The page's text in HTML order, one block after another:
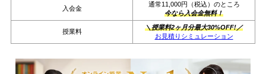
入会金
通常11,000円（税込）のところ
今なら入会金無料！
授業料
＼授業料2ヶ月分最大30%OFF!／
お見積りシミュレーション